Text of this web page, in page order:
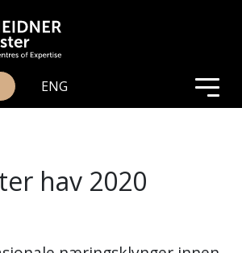
ENG
hav 2020